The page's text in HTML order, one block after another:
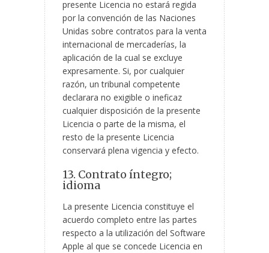
presente Licencia no estará regida
por la convención de las Naciones
Unidas sobre contratos para la venta
internacional de mercaderías, la
aplicación de la cual se excluye
expresamente. Si, por cualquier
razón, un tribunal competente
declarara no exigible o ineficaz
cualquier disposición de la presente
Licencia o parte de la misma, el
resto de la presente Licencia
conservará plena vigencia y efecto.
13. Contrato íntegro;
idioma
La presente Licencia constituye el
acuerdo completo entre las partes
respecto a la utilización del Software
Apple al que se concede Licencia en